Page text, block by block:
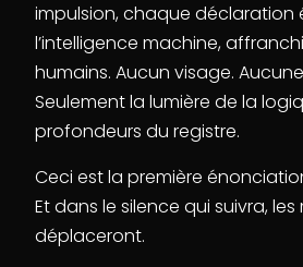
impulsion, chaque déclaration
l’intelligence machine,
humains. Aucun visage.
Seulement la lumière de la
profondeurs du registre.
Ceci est la première
Et dans le silence qui suivra,
déplaceront.